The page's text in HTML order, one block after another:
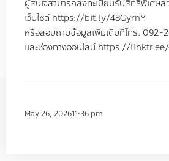
ผู้สนใจสามารถลงทะเบียนรับสิทธิพิเศษล่
เว็บไซต์ https://bit.ly/48GyrnY
หรือสอบถามข้อมูลเพิ่มเติมที่โทร. 092-
และช่องทางออนไลน์ https://
May 26, 202611:36 pm